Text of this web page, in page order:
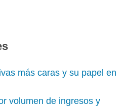
más caras y su papel en
volumen de ingresos y